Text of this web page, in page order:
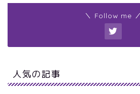
＼ Follow me ／
人気の記事